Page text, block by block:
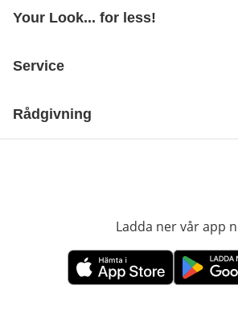
Your Look... for less!
Service
Rådgivning
Ladda ner vår app
öppnas i nytt fönsteröppnas i